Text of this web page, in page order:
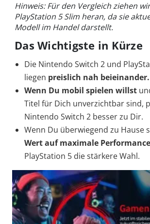
Hinweis: Für den Vergleich ziehen
PlayStation 5 Slim heran, da sie
Modell im Handel darstellt.
Das Wichtigste in Kürze
Die Nintendo Switch 2 und
liegen preislich nah beieinander.
Wenn Du mobil spielen willst
Titel für Dich unverzichtbar sind,
Nintendo Switch 2 besser zu Dir.
Wenn Du überwiegend zu Hause
Wert auf maximale
PlayStation 5 die stärkere Wahl.